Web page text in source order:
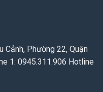
Cảnh, Phường 22, Quận
1: 0945.311.906 Hotline